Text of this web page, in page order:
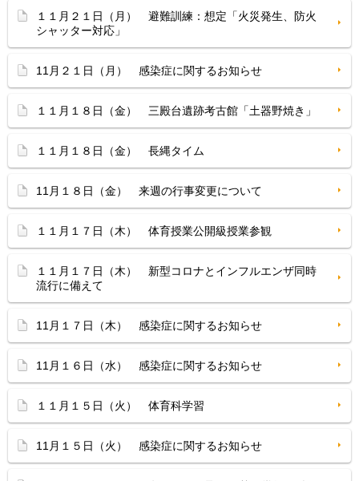
１１月２１日（月） 避難訓練：想定「火災発生、防火
シャッター対応」
11月２１日（月） 感染症に関するお知らせ
１１月１８日（金） 三殿台遺跡考古館「土器野焼き」
１１月１８日（金） 長縄タイム
11月１８日（金） 来週の行事変更について
１１月１７日（木） 体育授業公開級授業参観
１１月１７日（木） 新型コロナとインフルエンザ同時
流行に備えて
11月１７日（木） 感染症に関するお知らせ
11月１６日（水） 感染症に関するお知らせ
１１月１５日（火） 体育科学習
11月１５日（火） 感染症に関するお知らせ